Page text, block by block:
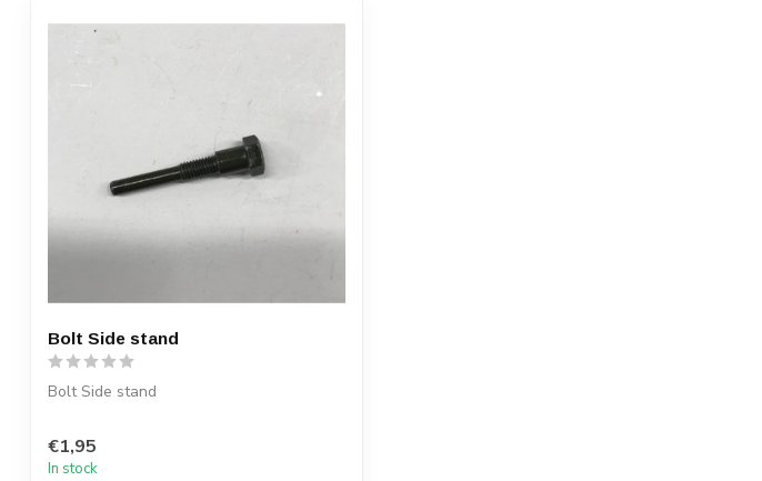
Bolt Side stand
Bolt Side stand
€1,95
In stock